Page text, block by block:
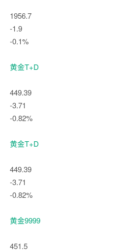
1956.7
-1.9
-0.1%
黄金T+D
449.39
-3.71
-0.82%
黄金T+D
449.39
-3.71
-0.82%
黄金9999
451.5